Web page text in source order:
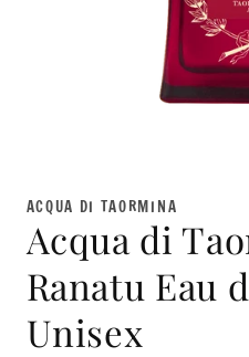
multimediali
1
in
finestra
ACQUA DI TAORMINA
Acqua di
Ranatu Eau
Unisex